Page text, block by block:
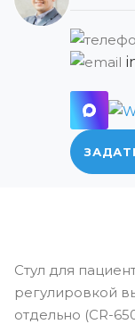
Стул для
регулировкой
отдельно (CR-